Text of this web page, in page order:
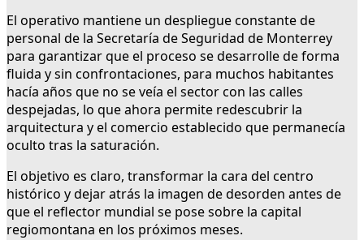
El operativo mantiene un despliegue constante de
personal de la Secretaría de Seguridad de Monterrey
para garantizar que el proceso se desarrolle de forma
fluida y sin confrontaciones, para muchos habitantes
hacía años que no se veía el sector con las calles
despejadas, lo que ahora permite redescubrir la
arquitectura y el comercio establecido que permanecía
oculto tras la saturación.
El objetivo es claro, transformar la cara del centro
histórico y dejar atrás la imagen de desorden antes de
que el reflector mundial se pose sobre la capital
regiomontana en los próximos meses.